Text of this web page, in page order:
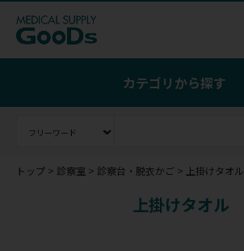
カテゴリから探す
トップ 診察室 診察台・脱衣かご 上掛けタオル
上掛けタオル